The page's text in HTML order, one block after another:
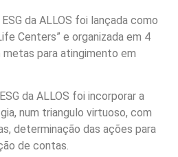
da ALLOS foi lançada como
Centers” e organizada em 4
para atingimento em
da ALLOS foi incorporar a
num triangulo virtuoso, com
determinação das ações para
de contas.